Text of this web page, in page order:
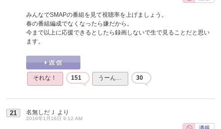
みんなでSMAPの番組を見て視聴率を上げましょう。
春の番組編成でなくなったら嫌だから。
今まで以上に応援できるとしたら録画しないで生で見ることだと思い
ます。
それな！ 151 うーん… 30
21 名無しだＪ より
2016年1月16日 9:12 AM